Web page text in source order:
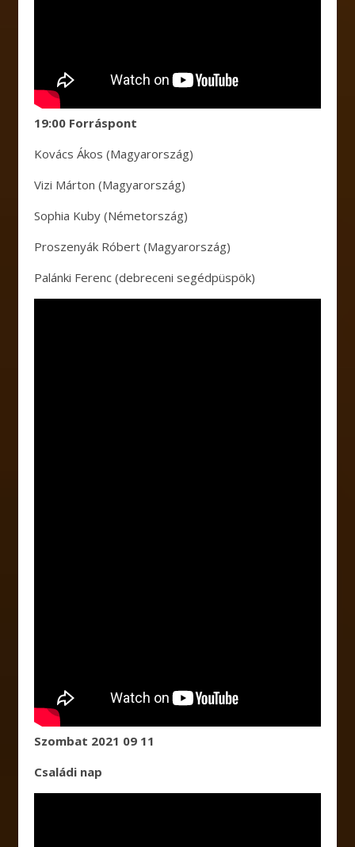
19:00 Forráspont
Kovács Ákos (Magyarország)
Vizi Márton (Magyarország)
Sophia Kuby (Németország)
Proszenyák Róbert (Magyarország)
Palánki Ferenc (debreceni segédpüspök)
Szombat 2021 09 11
Családi nap